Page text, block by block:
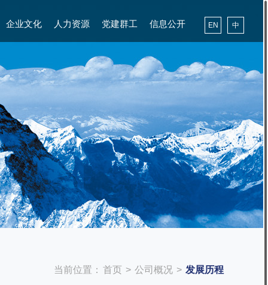
企业文化 人力资源 党建群工 信息公开 EN 中
当前位置： 首页 > 公司概况 > 发展历程